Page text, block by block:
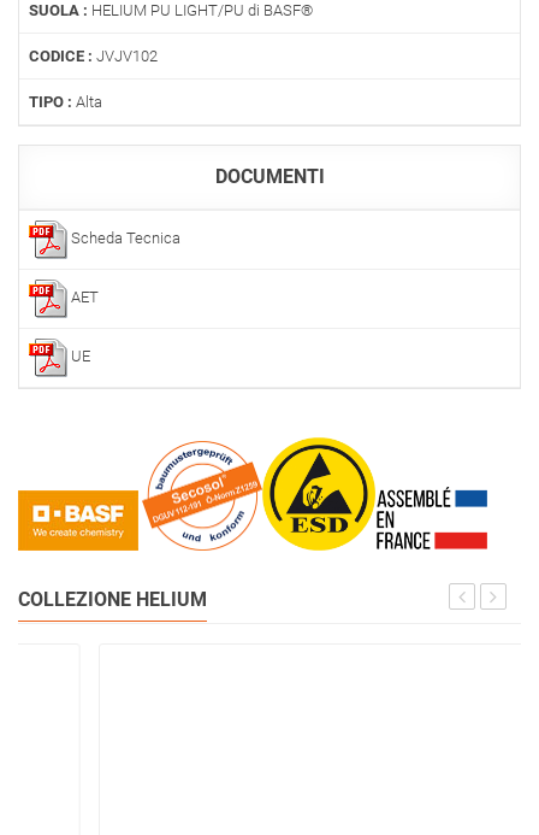
SUOLA : HELIUM PU LIGHT/PU di BASF®
CODICE : JVJV102
TIPO : Alta
DOCUMENTI
Scheda Tecnica
AET
UE
COLLEZIONE HELIUM